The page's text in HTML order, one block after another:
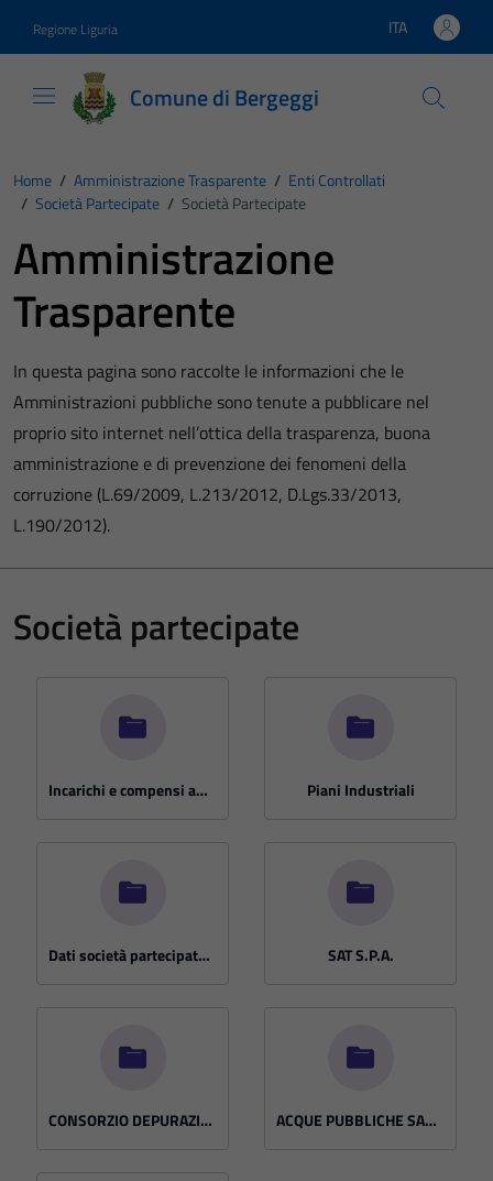
Regione Liguria Lingua attiva:
ITA
Comune di Bergeggi
Home / Amministrazione Trasparente / Enti Controllati
/ Società Partecipate / Società Partecipate
Amministrazione
Trasparente
In questa pagina sono raccolte le informazioni che le
Amministrazioni pubbliche sono tenute a pubblicare nel
proprio sito internet nell’ottica della trasparenza, buona
amministrazione e di prevenzione dei fenomeni della
corruzione (L.69/2009, L.213/2012, D.Lgs.33/2013,
L.190/2012).
Società partecipate
Incarichi e compensi amm. di società partecipate del Comune di Bergeggi Piani Industriali
Dati società partecipate D.Lgs. n. 33/2013 art. 22, comma 1 SAT S.P.A.
CONSORZIO DEPURAZIONE ACQUE S.P.A. ACQUE PUBBLICHE SAVONESI S.C.P.A.